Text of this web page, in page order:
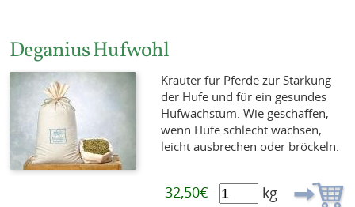
Deganius Hufwohl
Kräuter für Pferde zur Stärkung
der Hufe und für ein gesundes
Hufwachstum. Wie geschaffen,
wenn Hufe schlecht wachsen,
leicht ausbrechen oder bröckeln.
32,50€ kg